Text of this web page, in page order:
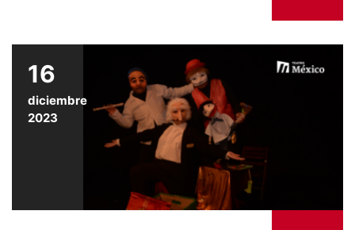
16
diciembre
2023